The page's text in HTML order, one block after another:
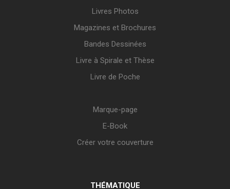
Livres Photos
Magazines et Brochures
Bandes Dessinées
Livre à Spirale et Thèse
Livre de Poche
Marque-page
E-Book
Créer votre couverture
THÉMATIQUE